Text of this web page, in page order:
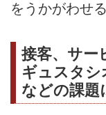
をうかがわせ
接客、サー
ギュスタ
などの課題